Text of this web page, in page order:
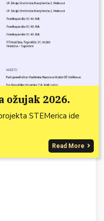
2026.
STEMerica ide
Read More